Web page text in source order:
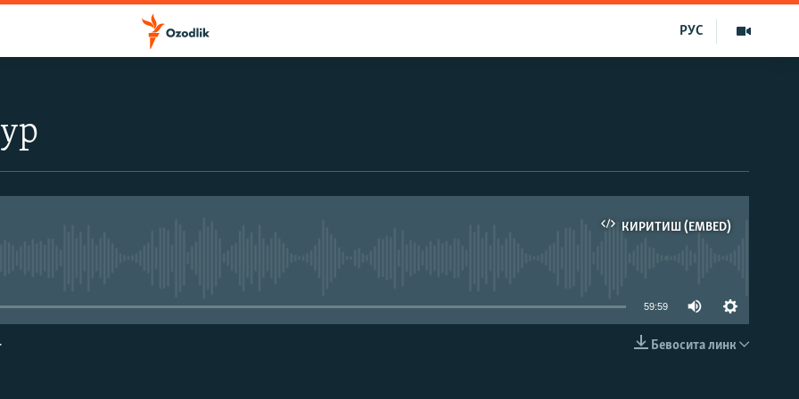
РУС
КИРИТИШ (EMBED)
59:59
Бевосита линк